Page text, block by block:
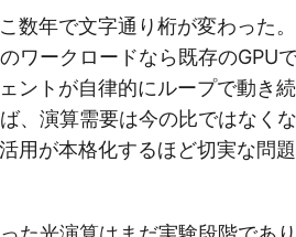
数年で文字通り桁が変わった
ワークロードなら既存のGPU
ントが自律的にループで動き
、演算需要は今の比ではなくな
用が本格化するほど切実な問